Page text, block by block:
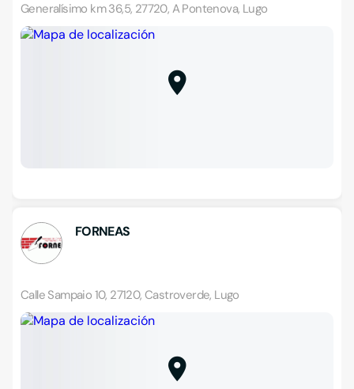
Generalísimo km 36,5, 27720, A Pontenova, Lugo
FORNEAS
Calle Sampaio 10, 27120, Castroverde, Lugo